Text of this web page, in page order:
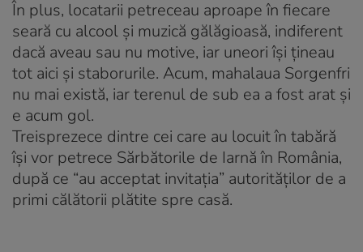
În plus, locatarii petreceau aproape în fiecare
seară cu alcool şi muzică gălăgioasă, indiferent
dacă aveau sau nu motive, iar uneori îşi ţineau
tot aici şi staborurile. Acum, mahalaua Sorgenfri
nu mai există, iar terenul de sub ea a fost arat şi
e acum gol.
Treisprezece dintre cei care au locuit în tabără
îşi vor petrece Sărbătorile de Iarnă în România,
după ce “au acceptat invitaţia” autorităţilor de a
primi călătorii plătite spre casă.